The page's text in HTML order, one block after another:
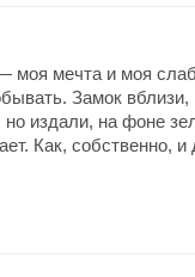
моя мечта и моя
Замок вблизи,
но издали, на фоне
Как, собственно, и